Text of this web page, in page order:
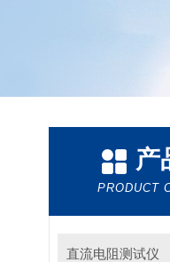
产
PRODUCT
直流电阻测试仪